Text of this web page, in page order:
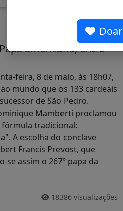
08/05/2025
americano, entre
feira, 8 de maio, às 18h07,
mundo que os 133 cardeais
de São Pedro.
Mamberti proclamou
fórmula tradicional:
A escolha do conclave
Francis Prevost, que
se assim o 267º papa da
18386 visualizações
Doar